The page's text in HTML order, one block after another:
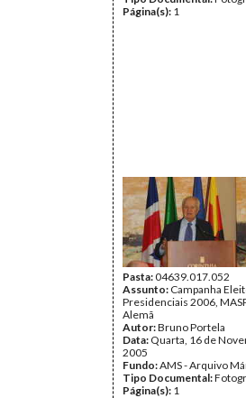
Página(s): 1
Pasta:04639.017.052
Assunto: Campanha
Presidenciais 2006,
Alemã
Autor:Bruno Portela
Data: Quarta, 16 de
2005
Fundo:AMS - Arquivo
Tipo Documental:
Página(s): 1